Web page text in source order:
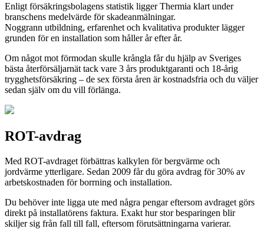
Enligt försäkringsbolagens statistik ligger Thermia klart under
branschens medelvärde för skadeanmälningar.
Noggrann utbildning, erfarenhet och kvalitativa produkter lägger
grunden för en installation som håller år efter år.
Om något mot förmodan skulle krångla får du hjälp av Sveriges
bästa återförsäljarnät tack vare 3 års produktgaranti och 18-årig
trygghetsförsäkring – de sex första åren är kostnadsfria och du väljer
sedan själv om du vill förlänga.
ROT-avdrag
Med ROT-avdraget förbättras kalkylen för bergvärme och
jordvärme ytterligare. Sedan 2009 får du göra avdrag för 30% av
arbetskostnaden för borrning och installation.
Du behöver inte ligga ute med några pengar eftersom avdraget görs
direkt på installatörens faktura. Exakt hur stor besparingen blir
skiljer sig från fall till fall, eftersom förutsättningarna varierar.